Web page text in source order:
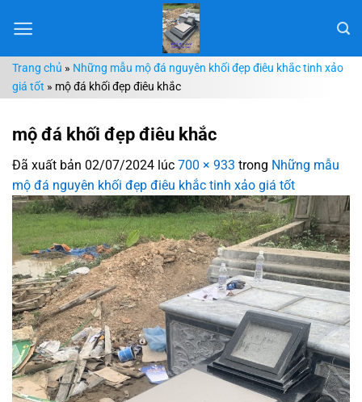
đến
dungTrang chủ » Những mẫu mộ đá nguyên khối đẹp điêu khắc tinh xảo
giá tốt » mộ đá khối đẹp điêu khắc
mộ đá khối đẹp điêu khắc
Đã xuất bản 02/07/2024 lúc 700 × 933 trong Những mẫu
mộ đá nguyên khối đẹp điêu khắc tinh xảo giá tốt